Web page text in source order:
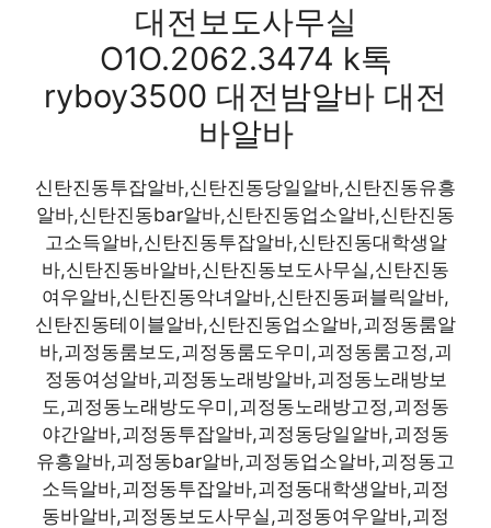
대전보도사무실
O1O.2062.3474 k톡
ryboy3500 대전밤알바 대전
바알바
신탄진동투잡알바,신탄진동당일알바,신탄진동유흥
알바,신탄진동bar알바,신탄진동업소알바,신탄진동
고소득알바,신탄진동투잡알바,신탄진동대학생알
바,신탄진동바알바,신탄진동보도사무실,신탄진동
여우알바,신탄진동악녀알바,신탄진동퍼블릭알바,
신탄진동테이블알바,신탄진동업소알바,괴정동룸알
바,괴정동룸보도,괴정동룸도우미,괴정동룸고정,괴
정동여성알바,괴정동노래방알바,괴정동노래방보
도,괴정동노래방도우미,괴정동노래방고정,괴정동
야간알바,괴정동투잡알바,괴정동당일알바,괴정동
유흥알바,괴정동bar알바,괴정동업소알바,괴정동고
소득알바,괴정동투잡알바,괴정동대학생알바,괴정
동바알바,괴정동보도사무실,괴정동여우알바,괴정